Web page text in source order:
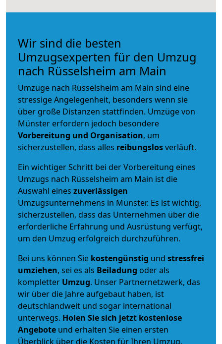
Wir sind die besten
Umzugsexperten für den Umzug
nach Rüsselsheim am Main
Umzüge nach Rüsselsheim am Main sind eine
stressige Angelegenheit, besonders wenn sie
über große Distanzen stattfinden. Umzüge von
Münster erfordern jedoch besondere
Vorbereitung und Organisation, um
sicherzustellen, dass alles reibungslosverläuft.
Ein wichtiger Schritt bei der Vorbereitung eines
Umzugs nach Rüsselsheim am Main ist die
Auswahl eines zuverlässigen
Umzugsunternehmens in Münster. Es ist wichtig,
sicherzustellen, dass das Unternehmen über die
erforderliche Erfahrung und Ausrüstung verfügt,
um den Umzug erfolgreich durchzuführen.
Bei uns können Sie kostengünstig und stressfrei
umziehen, sei es als Beiladung oder als
kompletter Umzug. Unser Partnernetzwerk, das
wir über die Jahre aufgebaut haben, ist
deutschlandweit und sogar international
unterwegs. Holen Sie sich jetzt kostenlose
Angebote und erhalten Sie einen ersten
Überblick über die Kosten für Ihren Umzug.